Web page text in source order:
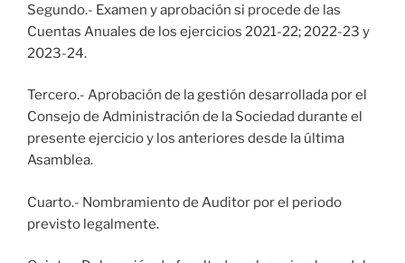
Segundo.- Examen y aprobación si procede de las
Cuentas Anuales de los ejercicios 2021-22; 2022-23 y
2023-24.
Tercero.- Aprobación de la gestión desarrollada por el
Consejo de Administración de la Sociedad durante el
presente ejercicio y los anteriores desde la última
Asamblea.
Cuarto.- Nombramiento de Auditor por el periodo
previsto legalmente.